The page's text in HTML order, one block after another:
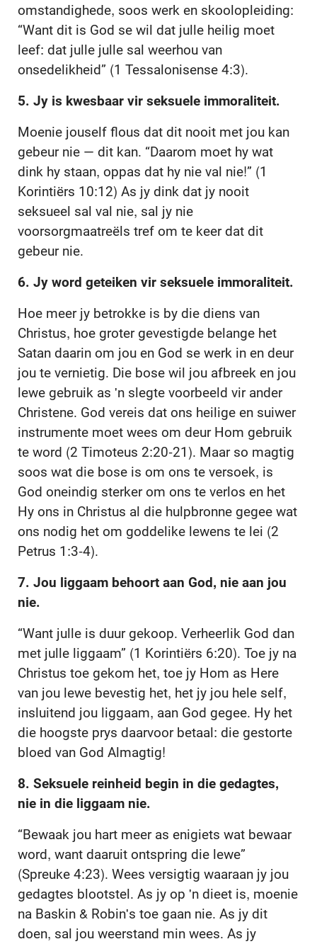
omstandighede, soos werk en skoolopleiding:
“Want dit is God se wil dat julle heilig moet
leef: dat julle julle sal weerhou van
onsedelikheid” (1 Tessalonisense 4:3).
5. Jy is kwesbaar vir seksuele immoraliteit.
Moenie jouself flous dat dit nooit met jou kan
gebeur nie — dit kan. “Daarom moet hy wat
dink hy staan, oppas dat hy nie val nie!” (1
Korintiërs 10:12) As jy dink dat jy nooit
seksueel sal val nie, sal jy nie
voorsorgmaatreëls tref om te keer dat dit
gebeur nie.
6. Jy word geteiken vir seksuele immoraliteit.
Hoe meer jy betrokke is by die diens van
Christus, hoe groter gevestigde belange het
Satan daarin om jou en God se werk in en deur
jou te vernietig. Die bose wil jou afbreek en jou
lewe gebruik as 'n slegte voorbeeld vir ander
Christene. God vereis dat ons heilige en suiwer
instrumente moet wees om deur Hom gebruik
te word (2 Timoteus 2:20-21). Maar so magtig
soos wat die bose is om ons te versoek, is
God oneindig sterker om ons te verlos en het
Hy ons in Christus al die hulpbronne gegee wat
ons nodig het om goddelike lewens te lei (2
Petrus 1:3-4).
7. Jou liggaam behoort aan God, nie aan jou
nie.
“Want julle is duur gekoop. Verheerlik God dan
met julle liggaam” (1 Korintiërs 6:20). Toe jy na
Christus toe gekom het, toe jy Hom as Here
van jou lewe bevestig het, het jy jou hele self,
insluitend jou liggaam, aan God gegee. Hy het
die hoogste prys daarvoor betaal: die gestorte
bloed van God Almagtig!
8. Seksuele reinheid begin in die gedagtes,
nie in die liggaam nie.
“Bewaak jou hart meer as enigiets wat bewaar
word, want daaruit ontspring die lewe”
(Spreuke 4:23). Wees versigtig waaraan jy jou
gedagtes blootstel. As jy op 'n dieet is, moenie
na Baskin & Robin's toe gaan nie. As jy dit
doen, sal jou weerstand min wees. As jy